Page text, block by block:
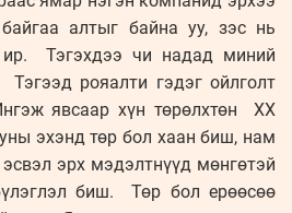
алтыг байна уу, зэс нь
ир. Тэгэхдээ чи надад миний
рояалти гэдэг ойлголт
явсаар хүн төрөлхтөн ХХ
эхэнд төр бол хаан биш, нам
эрх мэдэлтнүүд мөнгөтэй
биш. Төр бол ерөөсөө